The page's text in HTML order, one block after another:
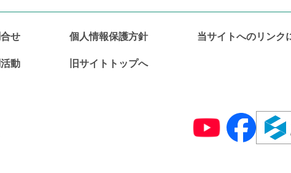
せ 個人情報保護方針 当サイトへのリンク
動 旧サイトトップへ